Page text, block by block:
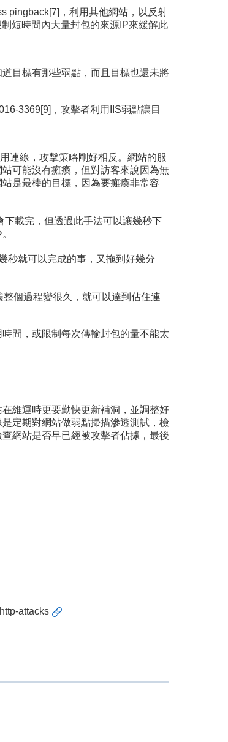
pingback[7]，利用其他網站，以反射
短時間內大量封包的來源IP來緩解此
目標有那些弱點，而且目標也還未將
3369[9]，攻擊者利用IIS弱點讓目
連線，攻擊策略剛好相反。網站的服
可能沒有癱瘓，但對訪客來說因為無
是最棒的目標，因為要癱瘓非常容
載完，但透過此手法可以讓幾秒下
秒就可以完成的事，又拖到好幾分
個過程變很久，就可以達到佔住連
間，或限制每次傳輸封包的量不能太
維運時更要勤快更新補洞，並調整好
定期對網站做弱點掃描滲透測試，檢
網站是否早已經被攻擊者佔據，最後
attacks